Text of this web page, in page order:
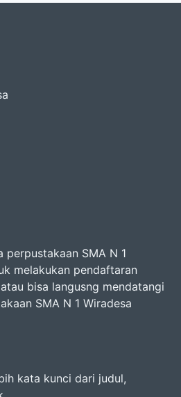
SMA N 1
melakukan pendaftaran
bisa langusng mendatangi
SMA N 1 Wiradesa
kata kunci dari judul,